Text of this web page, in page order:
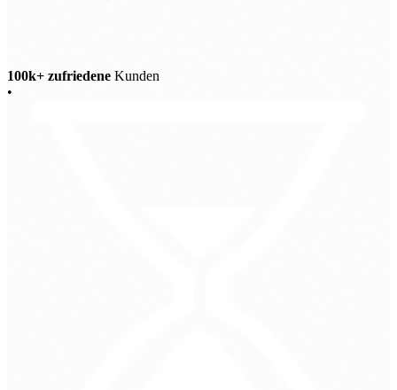
100k+ zufriedene Kunden
•